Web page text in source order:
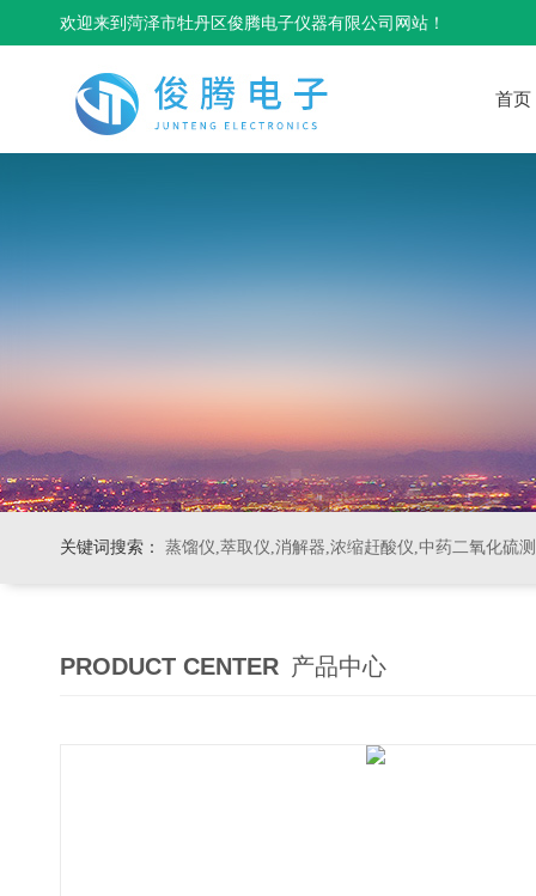
欢迎来到菏泽市牡丹区俊腾电子仪器有限公司网站！
首页
关键词搜索： 蒸馏仪,萃取仪,消解器,浓缩赶酸仪,中药二氧化硫
PRODUCT CENTER 产品中心